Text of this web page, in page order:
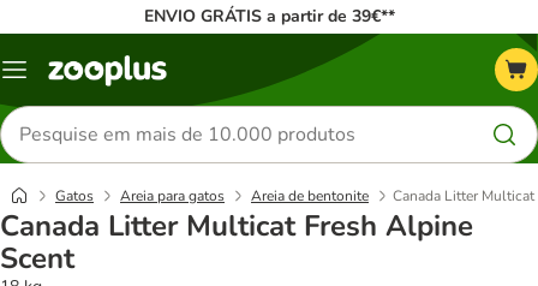
ENVIO GRÁTIS a partir de 39€**
Menu
Pesquisar
produtos
Gatos Areia para gatos Areia de bentonite Canada Litter
Canada Litter Multicat Fresh Alpine
Scent